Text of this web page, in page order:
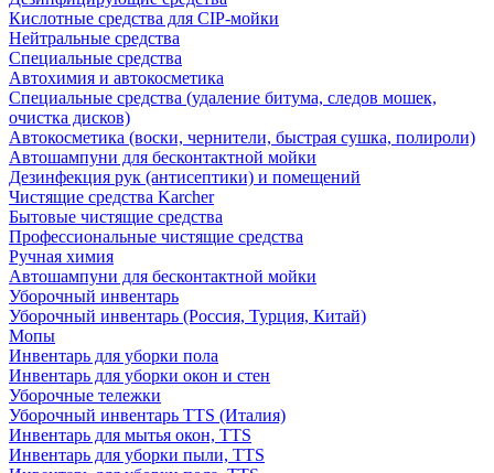
Кислотные средства для CIP-мойки
Нейтральные средства
Специальные средства
Автохимия и автокосметика
Специальные средства (удаление битума, следов мошек,
очистка дисков)
Автокосметика (воски, чернители, быстрая сушка, полироли)
Автошампуни для бесконтактной мойки
Дезинфекция рук (антисептики) и помещений
Чистящие средства Karcher
Бытовые чистящие средства
Профессиональные чистящие средства
Ручная химия
Автошампуни для бесконтактной мойки
Уборочный инвентарь
Уборочный инвентарь (Россия, Турция, Китай)
Мопы
Инвентарь для уборки пола
Инвентарь для уборки окон и стен
Уборочные тележки
Уборочный инвентарь TTS (Италия)
Инвентарь для мытья окон, TTS
Инвентарь для уборки пыли, TTS